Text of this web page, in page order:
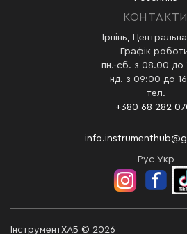
КОНТАКТИ
Ірпінь,
Графік
пн.-сб. з 08.00 до
нд. з 09:00 до
тел.
+380 68 282
Рус Укр
ІнструментХАБ © 2026